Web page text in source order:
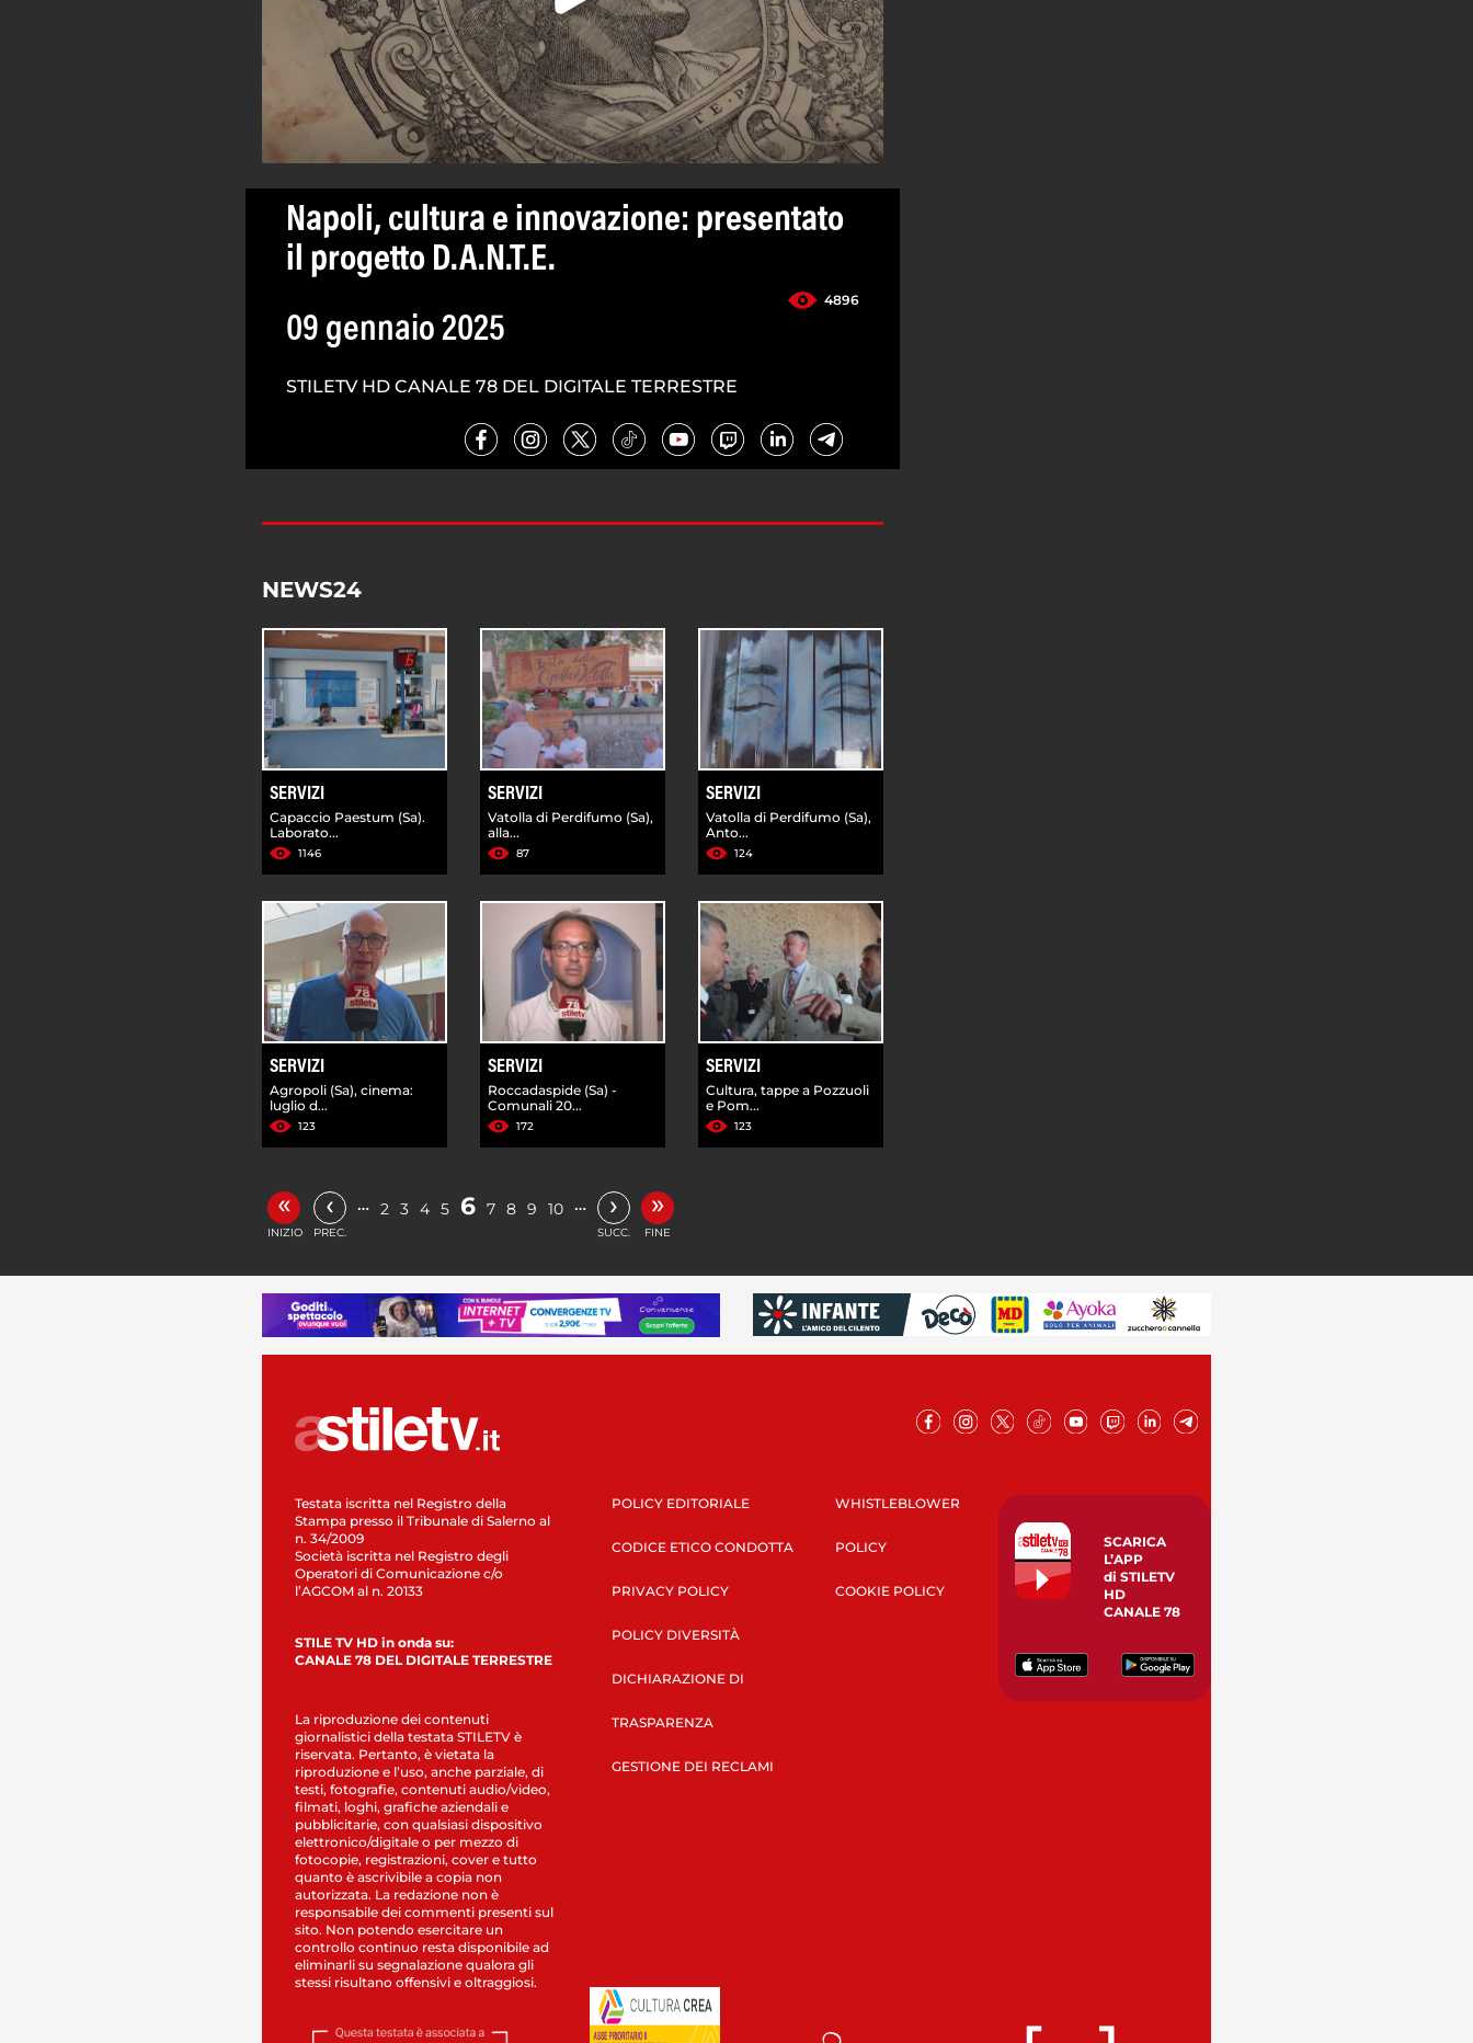
Napoli, cultura e innovazione: presentato
il progetto D.A.N.T.E.
4896
09 gennaio 2025
STILETV HD CANALE 78 DEL DIGITALE TERRESTRE
NEWS24
SERVIZI
Capaccio Paestum (Sa).
Laborato...
1146
SERVIZI
Vatolla di Perdifumo (Sa),
alla...
87
SERVIZI
Vatolla di Perdifumo (Sa),
Anto...
124
SERVIZI
Agropoli (Sa), cinema:
luglio d...
123
SERVIZI
Roccadaspide (Sa) -
Comunali 20...
172
SERVIZI
Cultura, tappe a Pozzuoli
e Pom...
123
«
INIZIO
‹
PREC.
… 2 3 4 5 6 7 8 9 10 … ›
SUCC.
»
FINE
Testata iscritta nel Registro della
Stampa presso il Tribunale di Salerno al
n. 34/2009
Società iscritta nel Registro degli
Operatori di Comunicazione c/o
l’AGCOM al n. 20133
STILE TV HD in onda su:
CANALE 78 DEL DIGITALE TERRESTRE
La riproduzione dei contenuti
giornalistici della testata STILETV è
riservata. Pertanto, è vietata la
riproduzione e l’uso, anche parziale, di
testi, fotografie, contenuti audio/video,
filmati, loghi, grafiche aziendali e
pubblicitarie, con qualsiasi dispositivo
elettronico/digitale o per mezzo di
fotocopie, registrazioni, cover e tutto
quanto è ascrivibile a copia non
autorizzata. La redazione non è
responsabile dei commenti presenti sul
sito. Non potendo esercitare un
controllo continuo resta disponibile ad
eliminarli su segnalazione qualora gli
stessi risultano offensivi e oltraggiosi.
POLICY EDITORIALE
CODICE ETICO CONDOTTA
PRIVACY POLICY
POLICY DIVERSITÀ
DICHIARAZIONE DI
TRASPARENZA
GESTIONE DEI RECLAMI
WHISTLEBLOWER
POLICY
COOKIE POLICY
SCARICA
L’APP
di STILETV
HD
CANALE 78